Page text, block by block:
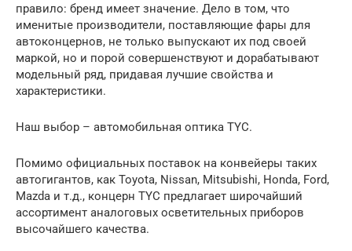
правило: бренд имеет значение. Дело в том, что
именитые производители, поставляющие фары для
автоконцернов, не только выпускают их под своей
маркой, но и порой совершенствуют и дорабатывают
модельный ряд, придавая лучшие свойства и
характеристики.
Наш выбор – автомобильная оптика TYC.
Помимо официальных поставок на конвейеры таких
автогигантов, как Toyota, Nissan, Mitsubishi, Honda, Ford,
Mazda и т.д., концерн TYC предлагает широчайший
ассортимент аналоговых осветительных приборов
высочайшего качества.